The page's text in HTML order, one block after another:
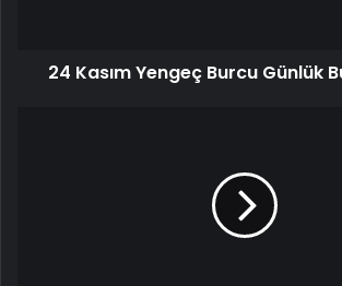
24 Kasım Yengeç Burcu Günlük